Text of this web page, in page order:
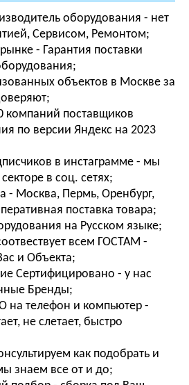
оборудования - нет
Сервисом, Ремонтом;
- Гарантия поставки
объектов в Москве за
компаний поставщиков
по версии Яндекс на 2023
в инстаграмме - мы
в соц. сетях;
- Москва, Пермь, Оренбург,
поставка товара;
на Русском языке;
всем ГОСТАМ -
и Объекта;
Сертифицировано - у нас
Бренды;
на телефон и компьютер -
не слетает, быстро
как подобрать и
знаем все от и до;